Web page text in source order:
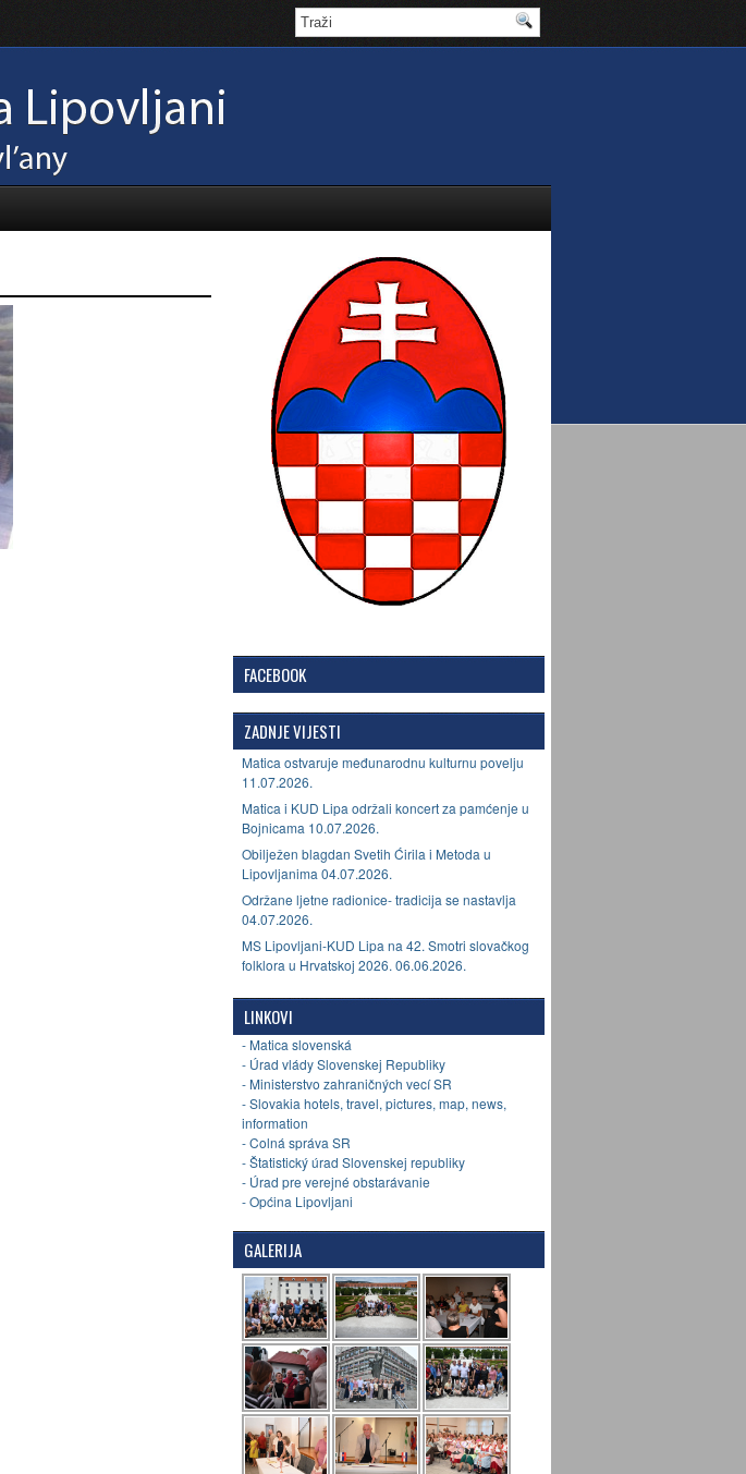
FACEBOOK
ZADNJE VIJESTI
Matica ostvaruje međunarodnu kulturnu povelju
11.07.2026.
Matica i KUD Lipa održali koncert za pamćenje u
Bojnicama 10.07.2026.
Obilježen blagdan Svetih Ćirila i Metoda u
Lipovljanima 04.07.2026.
Održane ljetne radionice- tradicija se nastavlja
04.07.2026.
MS Lipovljani-KUD Lipa na 42. Smotri slovačkog
folklora u Hrvatskoj 2026. 06.06.2026.
LINKOVI
- Matica slovenská
- Úrad vlády Slovenskej Republiky
- Ministerstvo zahraničných vecí SR
- Slovakia hotels, travel, pictures, map, news,
information
- Colná správa SR
- Štatistický úrad Slovenskej republiky
- Úrad pre verejné obstarávanie
- Općina Lipovljani
GALERIJA